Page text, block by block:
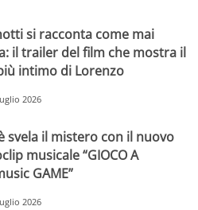
si racconta come mai
il trailer del film che mostra il
intimo di Lorenzo
2026
svela il mistero con il nuovo
musicale “GIOCO A
GAME”
2026